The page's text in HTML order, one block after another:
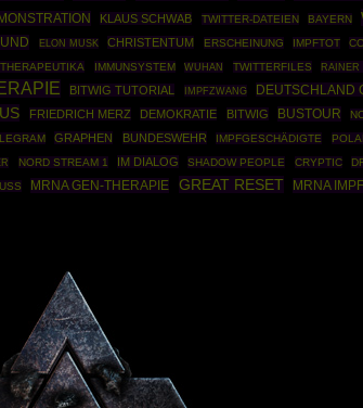
KLAUS SCHWAB TWITTER-DATEIEN BAYERN
ELON MUSK CHRISTENTUM ERSCHEINUNG IMPFTOT
IMMUNSYSTEM WUHAN TWITTERFILES RAINER
BITWIG TUTORIAL IMPFZWANG DEUTSCHLAND
FRIEDRICH MERZ DEMOKRATIE BITWIG BUSTOUR
GRAPHEN BUNDESWEHR IMPFGESCHÄDIGTE
NORD STREAM 1 IM DIALOG SHADOW PEOPLE CRYPTIC
MRNA GEN-THERAPIE GREAT RESET MRNA
Powered By :